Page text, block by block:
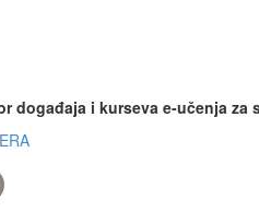
događaja i kurseva e-učenja